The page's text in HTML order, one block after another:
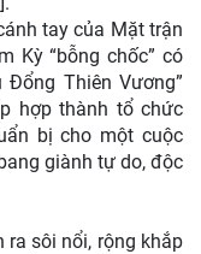
tay của Mặt trận
Kỳ “bỗng chốc” có
Thiên Vương”
hợp thành tổ chức
bị cho một cuộc
giành tự do, độc
sôi nổi, rộng khắp